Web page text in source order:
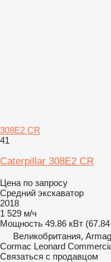
308E2 CR
41
Caterpillar 308E2 CR
Цена по запросу
Средний экскаватор
2018
1 529 м/ч
Мощность 49.86 кВт
Великобритания,
Cormac Leonard
Связаться с продавцом